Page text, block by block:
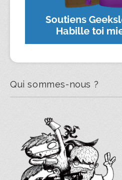
Qui sommes-nous ?